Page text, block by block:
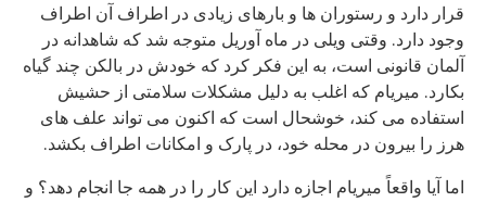
قرار دارد و رستوران ها و بارهای زیادی در اطراف آن اطراف
وجود دارد. وقتی ویلی در ماه آوریل متوجه شد که شاهدانه در
آلمان قانونی است، به این فکر کرد که خودش در بالکن چند گیاه
بکارد. میریام که اغلب به دلیل مشکلات سلامتی از حشیش
استفاده می کند، خوشحال است که اکنون می تواند علف های
هرز را بیرون در محله خود، در پارک و امکانات اطراف بکشد.
اما آیا واقعاً میریام اجازه دارد این کار را در همه جا انجام دهد؟ و